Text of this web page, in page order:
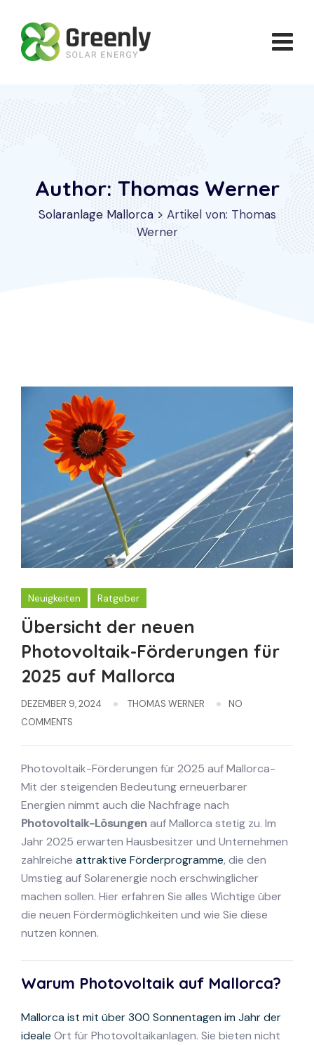
content
Author: Thomas Werner
Solaranlage Mallorca> Artikel von: Thomas
Werner
Neuigkeiten Ratgeber
Übersicht der neuen
Photovoltaik-Förderungen für
2025 auf Mallorca
DEZEMBER 9, 2024 THOMAS WERNER
NO
COMMENTS
Photovoltaik-Förderungen für 2025 auf Mallorca-
Mit der steigenden Bedeutung erneuerbarer
Energien nimmt auch die Nachfrage nach
Photovoltaik-Lösungenauf Mallorca stetig zu. Im
Jahr 2025 erwarten Hausbesitzer und Unternehmen
zahlreiche attraktive Förderprogramme, die den
Umstieg auf Solarenergie noch erschwinglicher
machen sollen. Hier erfahren Sie alles Wichtige über
die neuen Fördermöglichkeiten und wie Sie diese
nutzen können.
Warum Photovoltaik auf Mallorca?
Mallorca ist mit über 300 Sonnentagen im Jahr der
ideale Ort für Photovoltaikanlagen. Sie bieten nicht